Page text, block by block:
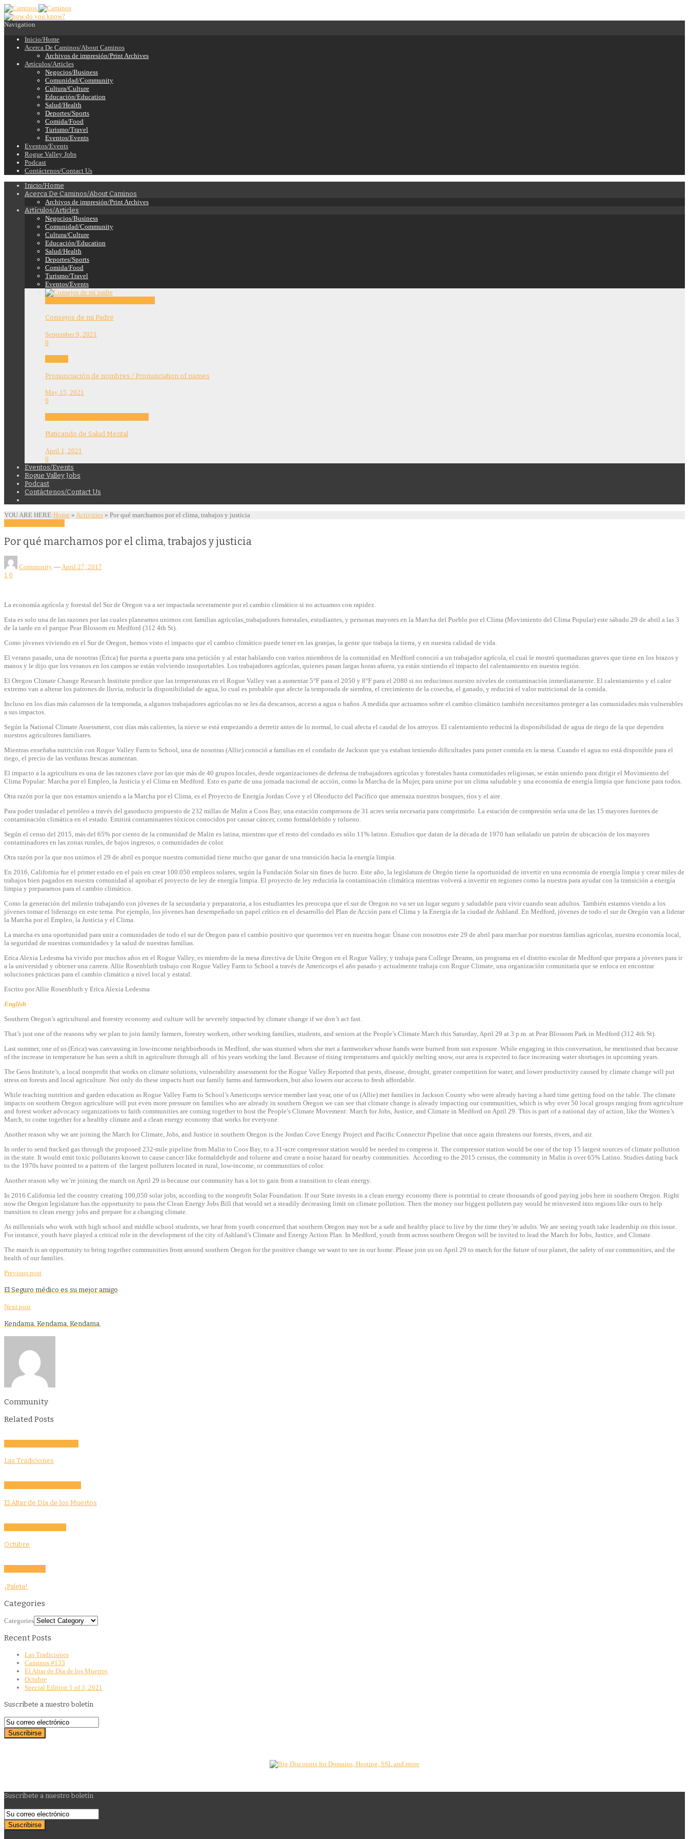
Navigation
Inicio/Home
Acerca De Caminos/About Caminos
Archivos de impresión/Print Archives
Artículos/Articles
Negocios/Business
Comunidad/Community
Cultura/Culture
Educación/Education
Salud/Health
Deportes/Sports
Comida/Food
Turismo/Travel
Eventos/Events
Eventos/Events
Rogue Valley Jobs
Podcast
Contáctenos/Contact Us
Inicio/Home
Acerca De Caminos/About Caminos
Archivos de impresión/Print Archives
Artículos/Articles
Negocios/Business
Comunidad/Community
Cultura/Culture
Educación/Education
Salud/Health
Deportes/Sports
Comida/Food
Turismo/Travel
Eventos/Events
Consejos de mi Padre
September 9, 2021
0
Pronunciación de nombres / Pronunciation of names
May 15, 2021
0
Platicando de Salud Mental
April 1, 2021
0
Eventos/Events
Rogue Valley Jobs
Podcast
Contáctenos/Contact Us
YOU ARE HERE:Home » Activities » Por qué marchamos por el clima, trabajos y justicia
Por qué marchamos por el clima, trabajos y justicia
Community —April 27, 2017
1 0
La economía agrícola y forestal del Sur de Oregon va a ser impactada severamente por el cambio climático si no actuamos con rapidez.
Esta es solo una de las razones por las cuales planeamos unirnos con familias agrícolas, trabajadores forestales, estudiantes, y personas mayores en la Marcha del Pueblo por el Clima (Movimiento del Clima Popular) este sábado 29 de abril a las 3
de la tarde en el parque Pear Blossom en Medford (312 4th St).
Como jóvenes viviendo en el Sur de Oregon, hemos visto el impacto que el cambio climático puede tener en las granjas, la gente que trabaja la tierra, y en nuestra calidad de vida.
El verano pasado, una de nosotras (Erica) fue puerta a puerta para una petición y al estar hablando con varios miembros de la comunidad en Medford conoció a un trabajador agrícola, el cual le mostró quemaduras graves que tiene en los brazos y
manos y le dijo que los veranos en los campos se están volviendo insoportables. Los trabajadores agrícolas, quienes pasan largas horas afuera, ya están sintiendo el impacto del calentamiento en nuestra región.
El Oregon Climate Change Research Institute predice que las temperaturas en el Rogue Valley van a aumentar 5°F para el 2050 y 8°F para el 2080 si no reducimos nuestro niveles de contaminación inmediatamente. El calentamiento y el calor
extremo van a alterar los patrones de lluvia, reducir la disponibilidad de agua, lo cual es probable que afecte la temporada de siembra, el crecimiento de la cosecha, el ganado, y reducirá el valor nutricional de la comida.
Incluso en los días más calurosos de la temporada, a algunos trabajadores agrícolas no se les da descansos, acceso a agua o baños. A medida que actuamos sobre el cambio climático también necesitamos proteger a las comunidades más vulnerables
a sus impactos.
Según la National Climate Assessment, con días más calientes, la nieve se está empezando a derretir antes de lo normal, lo cual afecta el caudal de los arroyos. El calentamiento reducirá la disponibilidad de agua de riego de la que dependen
nuestros agricultores familiares.
Mientras enseñaba nutrición con Rogue Valley Farm to School, una de nosotras (Allie) conoció a familias en el condado de Jackson que ya estaban teniendo dificultades para poner comida en la mesa. Cuando el agua no está disponible para el
riego, el precio de las verduras frescas aumentan.
El impacto a la agricultura es una de las razones clave por las que más de 40 grupos locales, desde organizaciones de defensa de trabajadores agrícolas y forestales hasta comunidades religiosas, se están uniendo para dirigir el Movimiento del
Clima Popular: Marcha por el Empleo, la Justicia y el Clima en Medford. Esto es parte de una jornada nacional de acción, como la Marcha de la Mujer, para unirse por un clima saludable y una economía de energía limpia que funcione para todos.
Otra razón por la que nos estamos uniendo a la Marcha por el Clima, es el Proyecto de Energía Jordan Cove y el Oleoducto del Pacífico que amenaza nuestros bosques, ríos y el aire.
Para poder trasladar el petróleo a través del gasoducto propuesto de 232 millas de Malin a Coos Bay, una estación compresora de 31 acres sería necesaria para comprimirlo. La estación de compresión sería una de las 15 mayores fuentes de
contaminación climática en el estado. Emitirá contaminantes tóxicos conocidos por causar cáncer, como formaldehído y tolueno.
Según el censo del 2015, más del 65% por ciento de la comunidad de Malin es latina, mientras que el resto del condado es sólo 11% latino. Estudios que datan de la década de 1970 han señalado un patrón de ubicación de los mayores
contaminadores en las zonas rurales, de bajos ingresos, o comunidades de color.
Otra razón por la que nos unimos el 29 de abril es porque nuestra comunidad tiene mucho que ganar de una transición hacia la energía limpia.
En 2016, California fue el primer estado en el país en crear 100.050 empleos solares, según la Fundación Solar sin fines de lucro. Este año, la legislatura de Oregón tiene la oportunidad de invertir en una economía de energía limpia y crear miles de
trabajos bien pagados en nuestra comunidad al aprobar el proyecto de ley de energía limpia. El proyecto de ley reduciría la contaminación climática mientras volverá a invertir en regiones como la nuestra para ayudar con la transición a energía
limpia y prepararnos para el cambio climático.
Como la generación del milenio trabajando con jóvenes de la secundaria y preparatoria, a los estudiantes les preocupa que el sur de Oregon no va ser un lugar seguro y saludable para vivir cuando sean adultos. También estamos viendo a los
jóvenes tomar el liderazgo en este tema. Por ejemplo, los jóvenes han desempeñado un papel crítico en el desarrollo del Plan de Acción para el Clima y la Energía de la ciudad de Ashland. En Medford, jóvenes de todo el sur de Oregón van a liderar
la Marcha por el Empleo, la Justicia y el Clima.
La marcha es una oportunidad para unir a comunidades de todo el sur de Oregon para el cambio positivo que queremos ver en nuestra hogar. Únase con nosotros este 29 de abril para marchar por nuestras familias agrícolas, nuestra economía local,
la seguridad de nuestras comunidades y la salud de nuestras familias.
Erica Alexia Ledesma ha vivido por muchos años en el Rogue Valley, es miembro de la mesa directiva de Unite Oregon en el Rogue Valley, y trabaja para College Dreams, un programa en el distrito escolar de Medford que prepara a jóvenes para ir
a la universidad y obtener una carrera. Allie Rosenbluth trabajo con Rogue Valley Farm to School a través de Americorps el año pasado y actualmente trabaja con Rogue Climate, una organización comunitaria que se enfoca en encontrar
soluciones prácticas para el cambio climático a nivel local y estatal.
Escrito por Allie Rosenbluth y Erica Alexia Ledesma
English
Southern Oregon’s agricultural and forestry economy and culture will be severely impacted by climate change if we don’t act fast.
That’s just one of the reasons why we plan to join family farmers, forestry workers, other working families, students, and seniors at the People’s Climate March this Saturday, April 29 at 3 p.m. at Pear Blossom Park in Medford (312 4th St).
Last summer, one of us (Erica) was canvassing in low-income neighborhoods in Medford, she was stunned when she met a farmworker whose hands were burned from sun exposure. While engaging in this conversation, he mentioned that because
of the increase in temperature he has seen a shift in agriculture through all of his years working the land. Because of rising temperatures and quickly melting snow, our area is expected to face increasing water shortages in upcoming years.
The Geos Institute’s, a local nonprofit that works on climate solutions, vulnerability assessment for the Rogue Valley Reported that pests, disease, drought, greater competition for water, and lower productivity caused by climate change will put
stress on forests and local agriculture. Not only do these impacts hurt our family farms and farmworkers, but also lowers our access to fresh affordable.
While teaching nutrition and garden education as Rogue Valley Farm to School’s Americorps service member last year, one of us (Allie) met families in Jackson County who were already having a hard time getting food on the table. The climate
impacts on southern Oregon agriculture will put even more pressure on families who are already in southern Oregon we can see that climate change is already impacting our communities, which is why over 50 local groups ranging from agriculture
and forest worker advocacy organizations to faith communities are coming together to host the People’s Climate Movement: March for Jobs, Justice, and Climate in Medford on April 29. This is part of a national day of action, like the Women’s
March, to come together for a healthy climate and a clean energy economy that works for everyone.
Another reason why we are joining the March for Climate, Jobs, and Justice in southern Oregon is the Jordan Cove Energy Project and Pacific Connector Pipeline that once again threatens our forests, rivers, and air.
In order to send fracked gas through the proposed 232-mile pipeline from Malin to Coos Bay, to a 31-acre compressor station would be needed to compress it. The compressor station would be one of the top 15 largest sources of climate pollution
in the state. It would emit toxic pollutants known to cause cancer like formaldehyde and toluene and create a noise hazard for nearby communities. According to the 2015 census, the community in Malin is over 65% Latino. Studies dating back
to the 1970s have pointed to a pattern of the largest polluters located in rural, low-income, or communities of color.
Another reason why we’re joining the march on April 29 is because our community has a lot to gain from a transition to clean energy.
In 2016 California led the country creating 100,050 solar jobs, according to the nonprofit Solar Foundation. If our State invests in a clean energy economy there is potential to create thousands of good paying jobs here in southern Oregon. Right
now the Oregon legislature has the opportunity to pass the Clean Energy Jobs Bill that would set a steadily decreasing limit on climate pollution. Then the money our biggest polluters pay would be reinvested into regions like ours to help
transition to clean energy jobs and prepare for a changing climate.
As millennials who work with high school and middle school students, we hear from youth concerned that southern Oregon may not be a safe and healthy place to live by the time they’re adults. We are seeing youth take leadership on this issue.
For instance, youth have played a critical role in the development of the city of Ashland’s Climate and Energy Action Plan. In Medford, youth from across southern Oregon will be invited to lead the March for Jobs, Justice, and Climate.
The march is an opportunity to bring together communities from around southern Oregon for the positive change we want to see in our home. Please join us on April 29 to march for the future of our planet, the safety of our communities, and the
health of our families.
Previous post
El Seguro médico es su mejor amigo
Next post
Kendama, Kendama, Kendama.
Community
Related Posts
Las Tradiciones
El Altar de Día de los Muertos
Octubre
¡Paleta!
Categories
Categories
Recent Posts
Las Tradiciones
Caminos #133
El Altar de Día de los Muertos
Octubre
Special Edition 1 of 3, 2021
Suscríbete a nuestro boletín
Suscríbete a nuestro boletín